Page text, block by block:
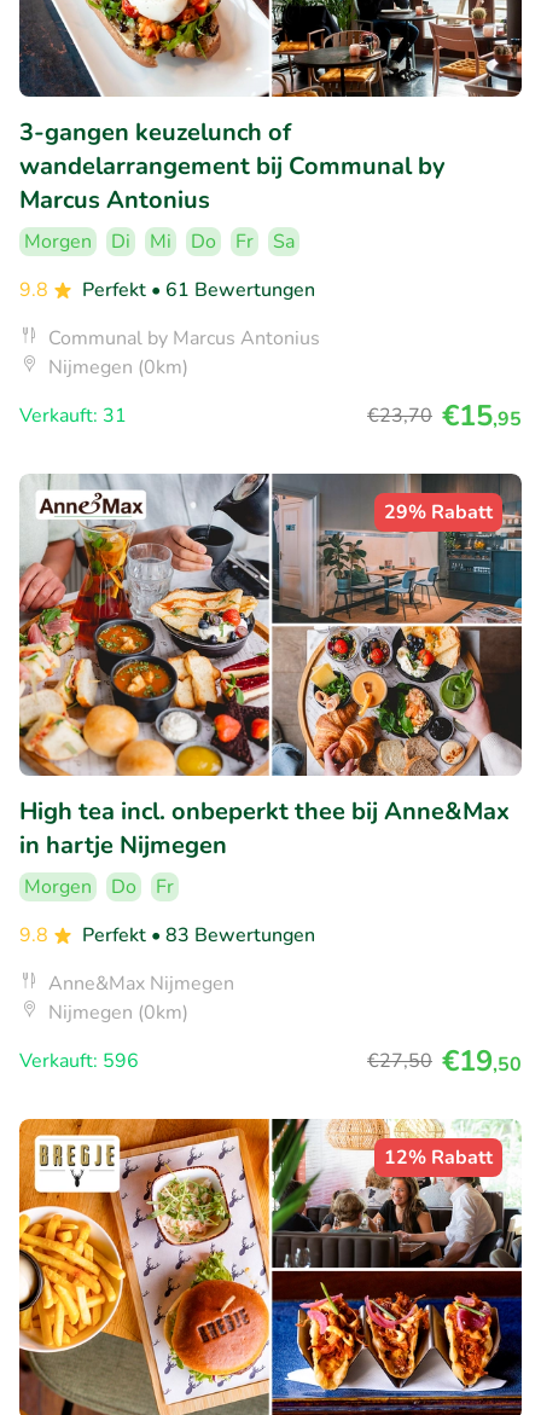
3-gangen keuzelunch of
wandelarrangement bij Communal by
Marcus Antonius
Morgen Di Mi Do Fr
Sa
9.8
Perfekt • 61 Bewertungen
Communal by Marcus Antonius
Nijmegen (0km)
Verkauft: 31
€23,70 €15,95
29% Rabatt
High tea incl. onbeperkt thee bij Anne&Max
in hartje Nijmegen
Morgen Do
Fr
9.8
Perfekt • 83 Bewertungen
Anne&Max Nijmegen
Nijmegen (0km)
Verkauft: 596
€27,50 €19,50
12% Rabatt